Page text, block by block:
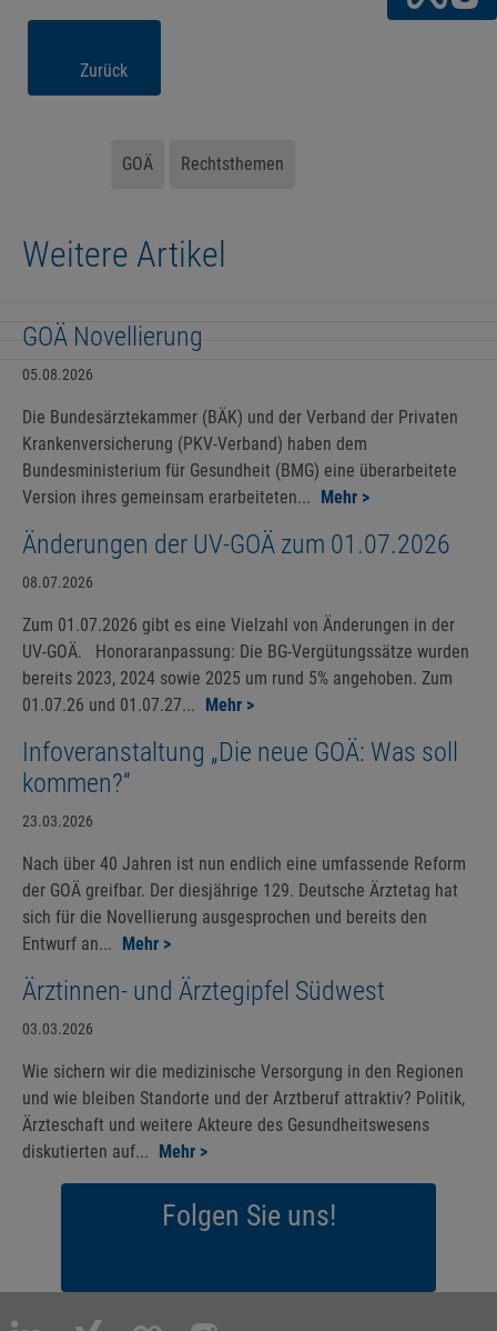
Zurück
GOÄ Rechtsthemen
Weitere Artikel
GOÄ Novellierung
05.08.2026
Die Bundesärztekammer (BÄK) und der Verband der Privaten
Krankenversicherung (PKV-Verband) haben dem
Bundesministerium für Gesundheit (BMG) eine überarbeitete
Version ihres gemeinsam erarbeiteten... Mehr >
Änderungen der UV-GOÄ zum 01.07.2026
08.07.2026
Zum 01.07.2026 gibt es eine Vielzahl von Änderungen in der
UV-GOÄ. Honoraranpassung: Die BG-Vergütungssätze wurden
bereits 2023, 2024 sowie 2025 um rund 5% angehoben. Zum
01.07.26 und 01.07.27... Mehr >
Infoveranstaltung „Die neue GOÄ: Was soll
kommen?“
23.03.2026
Nach über 40 Jahren ist nun endlich eine umfassende Reform
der GOÄ greifbar. Der diesjährige 129. Deutsche Ärztetag hat
sich für die Novellierung ausgesprochen und bereits den
Entwurf an... Mehr >
Ärztinnen- und Ärztegipfel Südwest
03.03.2026
Wie sichern wir die medizinische Versorgung in den Regionen
und wie bleiben Standorte und der Arztberuf attraktiv? Politik,
Ärzteschaft und weitere Akteure des Gesundheitswesens
diskutierten auf... Mehr >
Folgen Sie uns!